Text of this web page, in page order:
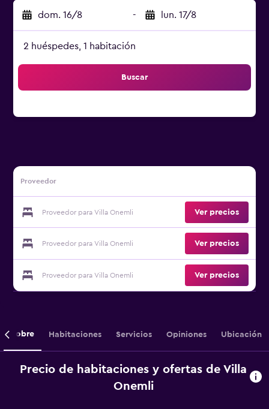
dom. 16/8 - lun. 17/8
2 huéspedes, 1 habitación
Buscar
Proveedor
Proveedor para Villa Onemli Ver precios
Proveedor para Villa Onemli Ver precios
Proveedor para Villa Onemli Ver precios
Sobre Habitaciones Servicios Opiniones Ubicación
Precio de habitaciones y ofertas de Villa
Onemli